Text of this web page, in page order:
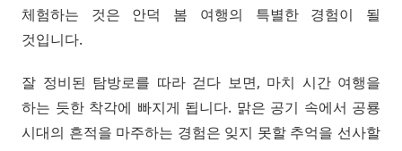
체험하는 것은 안덕 봄 여행의 특별한 경험이 될
것입니다.
잘 정비된 탐방로를 따라 걷다 보면, 마치 시간 여행을
하는 듯한 착각에 빠지게 됩니다. 맑은 공기 속에서 공룡
시대의 흔적을 마주하는 경험은 잊지 못할 추억을 선사할